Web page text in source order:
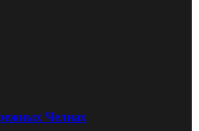
Челнах